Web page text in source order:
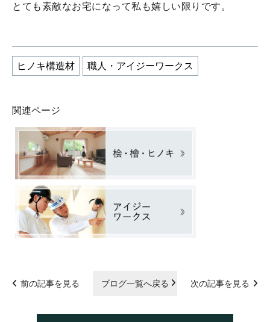
とても素敵なお宅になって私も嬉しい限りです。
ヒノキ構造材 職人・アイジーワークス
関連ページ
前の記事を見る ブログ一覧へ戻る 次の記事を見る